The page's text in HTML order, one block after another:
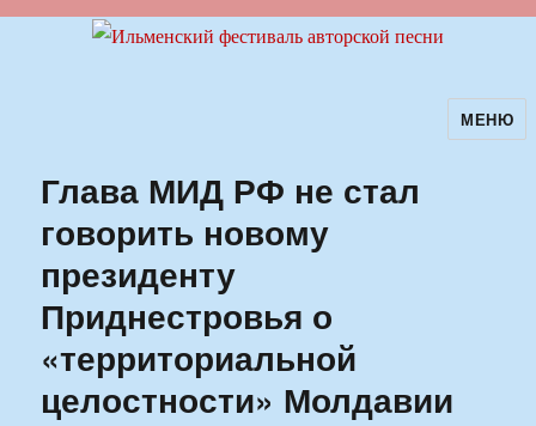
Ильменский фестиваль авторскойМЕНЮ
Глава МИД РФ не стал
говорить новому
президенту
Приднестровья о
«территориальной
целостности» Молдавии